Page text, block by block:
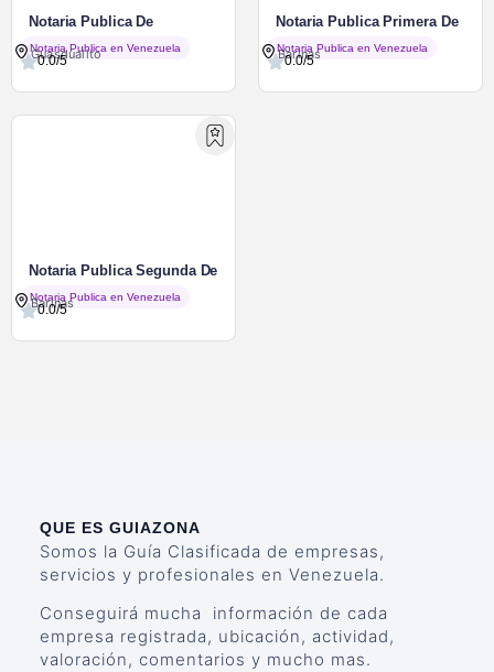
Notaria Publica De
Notaria Publica en Venezuela
Guasdualito
0.0/5
Notaria Publica Primera De
Notaria Publica en Venezuela
Barinas
0.0/5
Notaria Publica Segunda De
Notaria Publica en Venezuela
Barinas
0.0/5
QUE ES GUIAZONA
Somos la Guía Clasificada de empresas,
servicios y profesionales en Venezuela.
Conseguirá mucha información de cada
empresa registrada, ubicación, actividad,
valoración, comentarios y mucho mas.